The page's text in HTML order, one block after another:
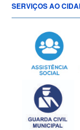
SERVIÇOS AO